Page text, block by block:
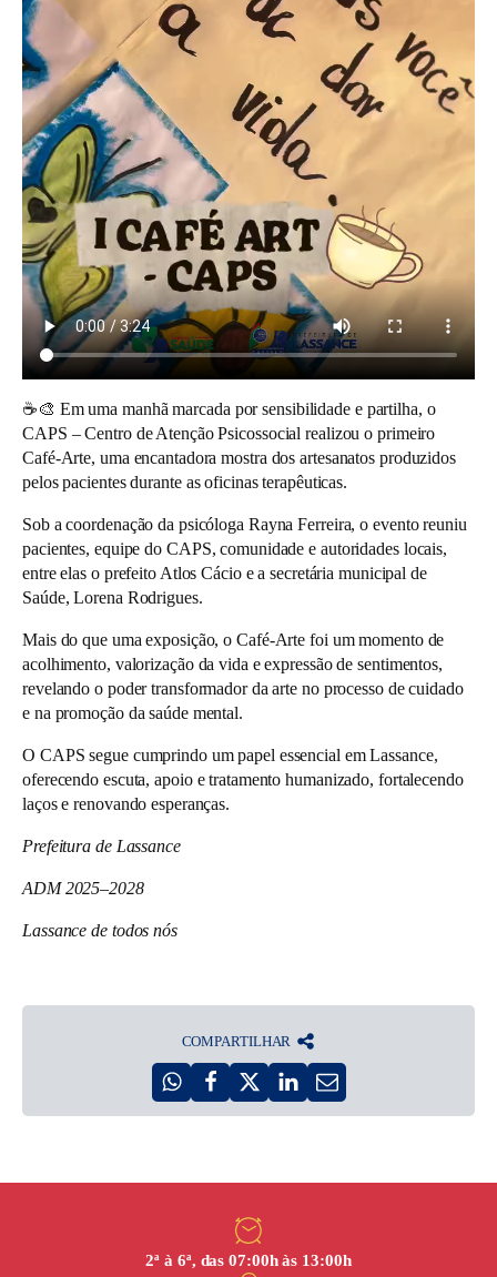
☕🎨 Em uma manhã marcada por sensibilidade e partilha, o
CAPS – Centro de Atenção Psicossocial realizou o primeiro
Café-Arte, uma encantadora mostra dos artesanatos produzidos
pelos pacientes durante as oficinas terapêuticas.
Sob a coordenação da psicóloga Rayna Ferreira, o evento reuniu
pacientes, equipe do CAPS, comunidade e autoridades locais,
entre elas o prefeito Atlos Cácio e a secretária municipal de
Saúde, Lorena Rodrigues.
Mais do que uma exposição, o Café-Arte foi um momento de
acolhimento, valorização da vida e expressão de sentimentos,
revelando o poder transformador da arte no processo de cuidado
e na promoção da saúde mental.
O CAPS segue cumprindo um papel essencial em Lassance,
oferecendo escuta, apoio e tratamento humanizado, fortalecendo
laços e renovando esperanças.
Prefeitura de Lassance
ADM 2025–2028
Lassance de todos nós
COMPARTILHAR
2ª à 6ª, das 07:00h às 13:00h